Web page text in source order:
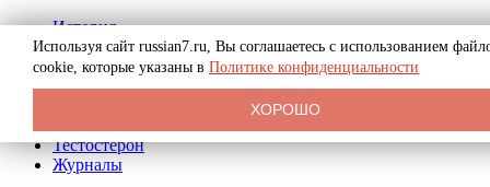
История
Биография
Криминал
Реклама на сайте
Тестостерон
Журналы
Используя сайт russian7.ru, Вы соглашаетесь с использованием
cookie, которые указаны в Политике конфиденциальности
ХОРОШО